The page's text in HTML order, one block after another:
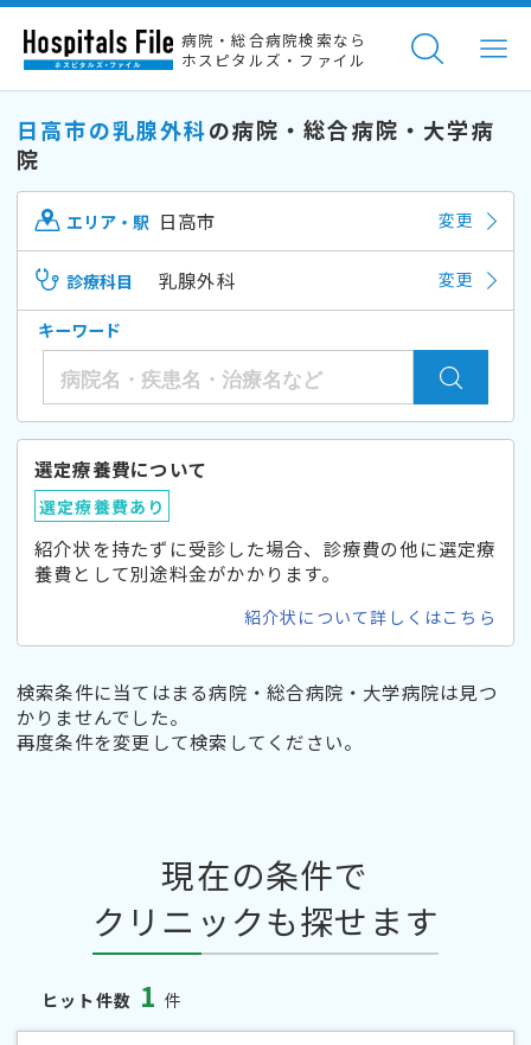
病院・総合病院検索なら
ホスピタルズ・ファイル
日高市の乳腺外科の病院・総合病院・大学病
院
エリア・駅 日高市 変更
診療科目 乳腺外科 変更
キーワード
選定療養費について
選定療養費あり
紹介状を持たずに受診した場合、診療費の他に選定療
養費として別途料金がかかります。
紹介状について詳しくはこちら
検索条件に当てはまる病院・総合病院・大学病院は見つ
かりませんでした。
再度条件を変更して検索してください。
現在の条件で
クリニックも探せます
ヒット件数 1 件